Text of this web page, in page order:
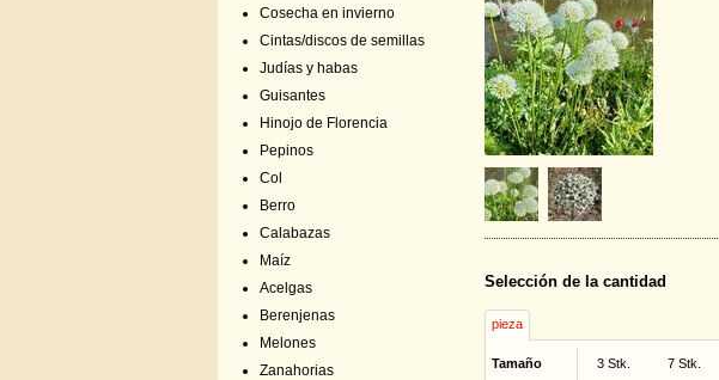
Cosecha en invierno
Cintas/discos de semillas
Judías y habas
Guisantes
Hinojo de Florencia
Pepinos
Col
Berro
Calabazas
Maíz
Acelgas
Berenjenas
Melones
Zanahorias
Selección de la cantidad
pieza
Tamaño 3 Stk. 7 Stk.